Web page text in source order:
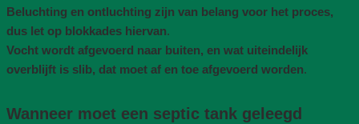
Beluchting en ontluchting zijn van belang voor het proces,
dus let op blokkades hiervan.
Vocht wordt afgevoerd naar buiten, en wat uiteindelijk
overblijft is slib, dat moet af en toe afgevoerd worden.
Wanneer moet een septic tank geleegd